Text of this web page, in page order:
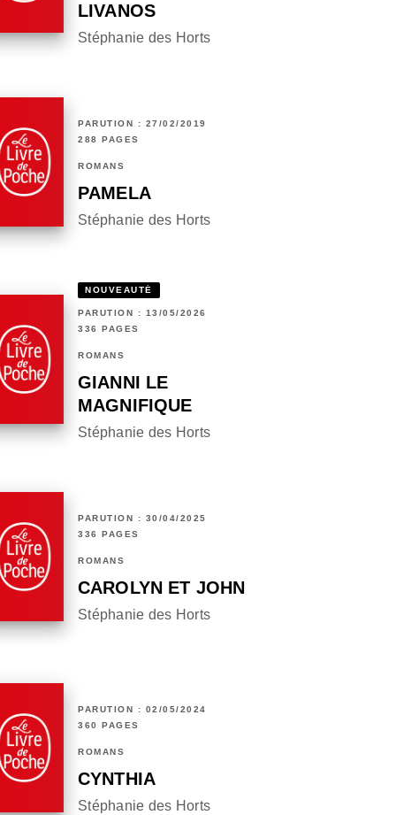
LIVANOS
Stéphanie des Horts
PARUTION : 27/02/2019
288 PAGES
ROMANS
PAMELA
Stéphanie des Horts
NOUVEAUTÉ
PARUTION : 13/05/2026
336 PAGES
ROMANS
GIANNI LE
MAGNIFIQUE
Stéphanie des Horts
PARUTION : 30/04/2025
336 PAGES
ROMANS
CAROLYN ET JOHN
Stéphanie des Horts
PARUTION : 02/05/2024
360 PAGES
ROMANS
CYNTHIA
Stéphanie des Horts